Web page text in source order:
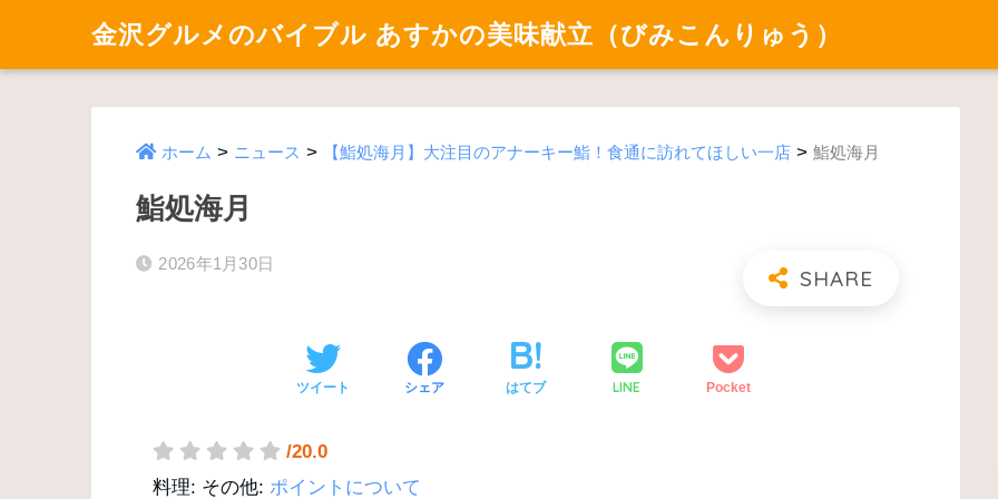
金沢グルメのバイブル あすかの美味献立（びみこんりゅう）
ホーム > ニュース > 【鮨処海月】大注目のアナーキー鮨！食通に訪れてほしい一店 > 鮨処海月
鮨処海月
2026年1月30日
ツイート シェア はてブ LINE Pocket
/20.0
料理: その他: ポイントについて